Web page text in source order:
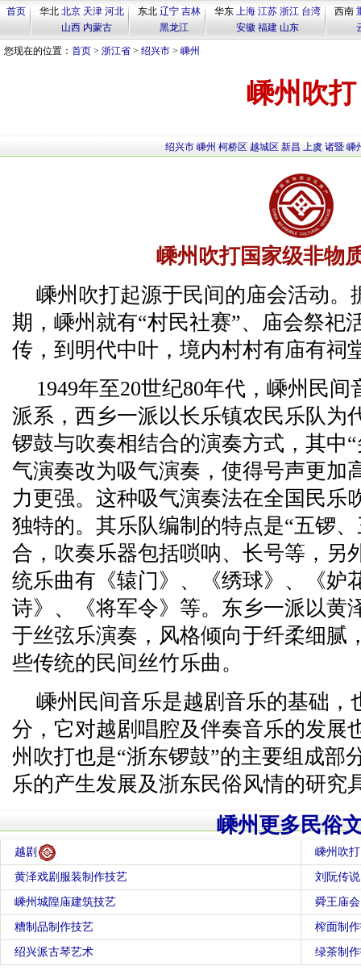
首页 华北 北京 天津 河北
山西 内蒙古
东北 辽宁 吉林
黑龙江
华东 上海 江苏 浙江 台湾
安徽 福建 山东
西南
您现在的位置： 首页 > 浙江省 > 绍兴市 > 嵊州
嵊州吹打
绍兴市 嵊州 柯桥区 越城区 新昌 上虞 诸暨 嵊
嵊州吹打国家级非物
嵊州吹打起源于民间的庙会活动。
期，嵊州就有“村民社赛”、庙会祭祀
传，到明代中叶，境内村村有庙有祠
1949年至20世纪80年代，嵊州民
派系，西乡一派以长乐镇农民乐队为
锣鼓与吹奏相结合的演奏方式，其中
气演奏改为吸气演奏，使得号声更加
力更强。这种吸气演奏法在全国民乐
独特的。其乐队编制的特点是“五锣
合，吹奏乐器包括唢呐、长号等，另
统乐曲有《辕门》、《绣球》、《妒
诗》、《将军令》等。东乡一派以黄
于丝弦乐演奏，风格倾向于纤柔细腻
些传统的民间丝竹乐曲。
嵊州民间音乐是越剧音乐的基础，
分，它对越剧唱腔及伴奏音乐的发展
州吹打也是“浙东锣鼓”的主要组成部
乐的产生发展及浙东民俗风情的研究
嵊州更多民俗
越剧 嵊州吹打
黄泽戏剧服装制作技艺 刘阮传说
嵊州城隍庙建筑技艺 舜王庙会
糟制品制作技艺 榨面制
绍兴派古琴艺术 绿茶制